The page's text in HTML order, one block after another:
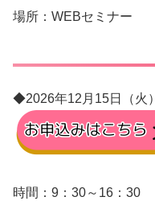
場所：WEBセミナー
◆2026年12月15日（火）
時間：9：30～16：30